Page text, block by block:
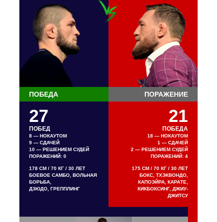
ПОБЕДА ПОРАЖЕНИЕ
27
ПОБЕД
8 — НОКАУТОМ
9 — СДАЧЕЙ
10 — РЕШЕНИЕМ СУДЕЙ
ПОРАЖЕНИЙ: 0
21
ПОБЕДА
18 — НОКАУТОМ
1 — СДАЧЕЙ
2 — РЕШЕНИЕМ СУДЕЙ
ПОРАЖЕНИЙ: 4
178 СМ / 70 КГ / 30 ЛЕТ
БОЕВОЕ САМБО, ВОЛЬНАЯ
БОРЬБА,
ДЗЮДО, ГРЕППЛИНГ
175 СМ / 70 КГ / 30 ЛЕТ
БОКС, ТХЭКВОНДО,
КАПОЭЙРА, КАРАТЕ,
КИКБОКСИНГ, ДЖИУ-
ДЖИТСУ